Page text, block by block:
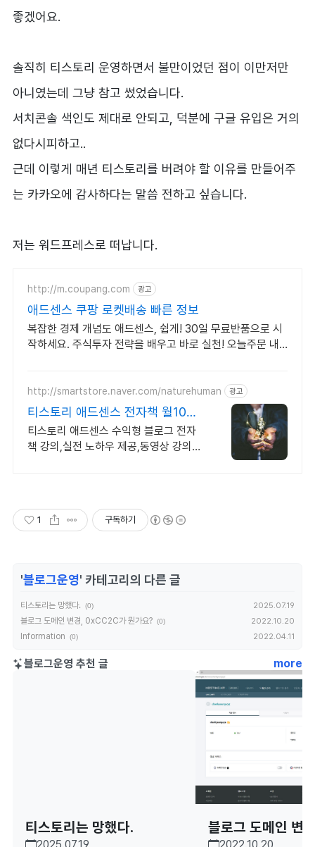
좋겠어요.
솔직히 티스토리 운영하면서 불만이었던 점이 이만저만
아니였는데 그냥 참고 썼었습니다.
서치콘솔 색인도 제대로 안되고, 덕분에 구글 유입은 거의
없다시피하고..
근데 이렇게 매년 티스토리를 버려야 할 이유를 만들어주
는 카카오에 감사하다는 말씀 전하고 싶습니다.
저는 워드프레스로 떠납니다.
http://m.coupang.com 광고
애드센스 쿠팡 로켓배송 빠른 정보
복잡한 경제 개념도 애드센스, 쉽게! 30일 무료반품으로 시
작하세요. 주식투자 전략을 배우고 바로 실천! 오늘주문 내
http://smartstore.naver.com/naturehuman 광고
티스토리 애드센스 전자책 월100
만원 고정 수익발생!
티스토리 애드센스 수익형 블로그 전자
책 강의,실전 노하우 제공,동영상 강의
1 구독하기
'블로그운영' 카테고리의 다른 글
티스토리는 망했다. (0) 2025.07.19
블로그 도메인 변경, 0xCC2C가 뭔가요? (0) 2022.10.20
Information (0) 2022.04.11
블로그운영 추천 글 more
티스토리는 망했다.
블로그 도메인 변